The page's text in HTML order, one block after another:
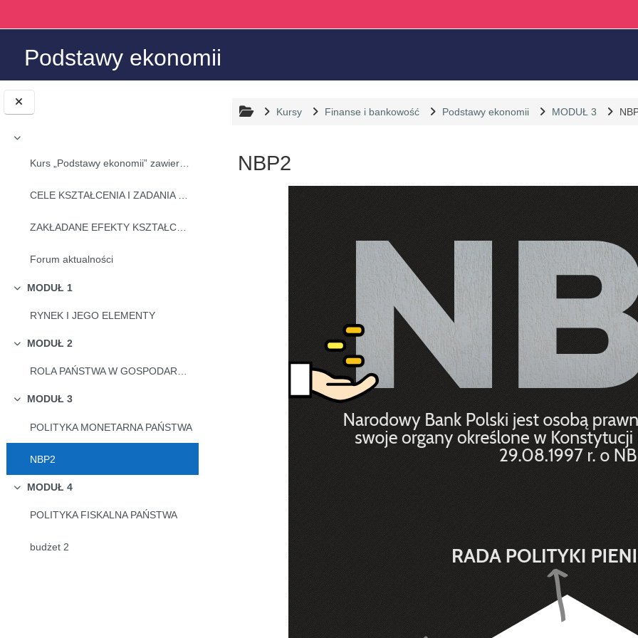
Minimalizuj
Kurs „Podstawy ekonomii” zawiera zestawienie wiedz...
ZAKŁADANE EFEKTY KSZTAŁCENIA W ZAKRESIE
Forum aktualności
Minimalizuj
MODUŁ 1
RYNEK I JEGO ELEMENTY
Minimalizuj
MODUŁ 2
Minimalizuj
MODUŁ 3
POLITYKA MONETARNA PAŃSTWA
NBP2
Minimalizuj
MODUŁ 4
POLITYKA FISKALNA PAŃSTWA
budżet 2
Podstawy ekonomii
Kursy Finanse i bankowość Podstawy ekonomii MODUŁ 3
NBP2
Wymagania zaliczenia